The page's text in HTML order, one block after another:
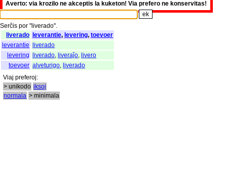
Averto: via krozilo ne akceptis la kuketon! Via prefero ne konservitas!
Serĉis por "liverado".
liverado leverantie, levering, toevoer
leverantie liverado
levering liverado liveraĵo livero
toevoer alveturigo liverado
Viaj preferoj:
> unikodo iksoj
normala > minimala